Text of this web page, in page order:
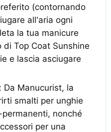
(contornando
all'aria ogni
la tua manicure
Top Coat Sunshine
e lascia asciugare
Da Manucurist, la
smalti per unghie
nonché
per una